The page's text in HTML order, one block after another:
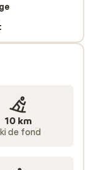
10 km
de fond